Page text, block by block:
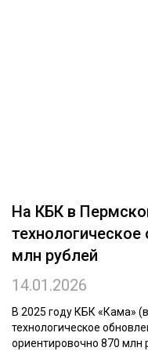
ПРОИЗВОДСТВО
ЦБП
КОМПЛЕКСНАЯ
ЛЕСОПИЛЕНИЕ
ДЕРЕВЯННОЕ
На КБК в
млн рублей
14.01.2026
В 2025 году КБК «Кама»
технологическое
ориентировочно 870 млн